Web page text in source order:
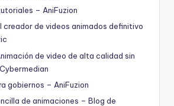
– AniFuzion
creador de videos animados definitivo
de video de alta calidad sin
gobiernos – AniFuzion
de animaciones – Blog de